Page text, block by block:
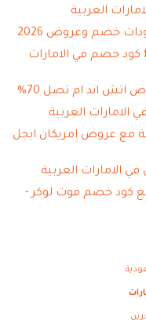
العربية
خصم وعروض 2026
15% كود خصم فارفيتش - farfetch كود خصم في الامارات
اند ام تصل 70%
العربية
مع عروض امريكان ايجل
كود خصم فوت لوكر -